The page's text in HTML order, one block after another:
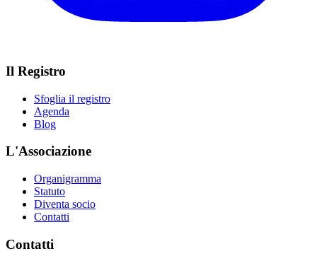
Il Registro
Sfoglia il registro
Agenda
Blog
L'Associazione
Organigramma
Statuto
Diventa socio
Contatti
Contatti